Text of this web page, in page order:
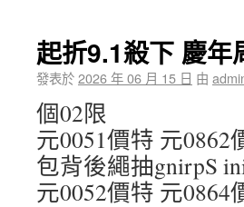
起折9.1殺下 慶年
發表於2026 年 06 月 15 日 由
個02限
元0051價特 元0862
包背後繩抽gnirpS
元0052價特 元0864